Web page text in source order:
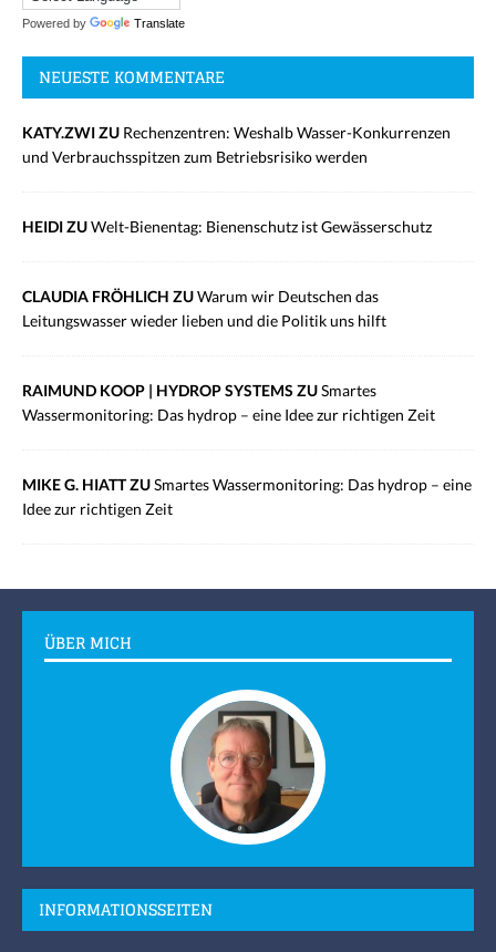
Powered by Translate
NEUESTE KOMMENTARE
KATY.ZWI ZU Rechenzentren: Weshalb Wasser-Konkurrenzen
und Verbrauchsspitzen zum Betriebsrisiko werden
HEIDI ZUWelt-Bienentag: Bienenschutz ist Gewässerschutz
CLAUDIA FRÖHLICH ZUWarum wir Deutschen das
Leitungswasser wieder lieben und die Politik uns hilft
RAIMUND KOOP | HYDROP SYSTEMS ZUSmartes
Wassermonitoring: Das hydrop – eine Idee zur richtigen Zeit
MIKE G. HIATT ZUSmartes Wassermonitoring: Das hydrop – eine
Idee zur richtigen Zeit
ÜBER MICH
INFORMATIONSSEITEN